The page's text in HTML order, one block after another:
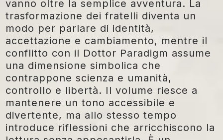
vanno oltre la semplice avventura. La
trasformazione dei fratelli diventa un
modo per parlare di identità,
accettazione e cambiamento, mentre il
conflitto con il Dottor Paradigm assume
una dimensione simbolica che
contrappone scienza e umanità,
controllo e libertà. Il volume riesce a
mantenere un tono accessibile e
divertente, ma allo stesso tempo
introduce riflessioni che arricchiscono la